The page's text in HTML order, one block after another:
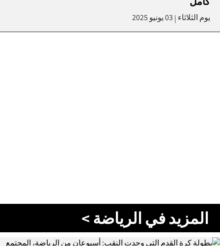
يوم الثلاثاء | 03 يونيو 2025
المزيد في الرياضة >